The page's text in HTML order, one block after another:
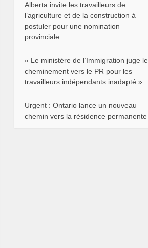
Alberta invite les travailleurs de
l’agriculture et de la construction à
postuler pour une nomination
provinciale.
« Le ministère de l’Immigration juge le
cheminement vers le PR pour les
travailleurs indépendants inadapté »
Urgent : Ontario lance un nouveau
chemin vers la résidence permanente